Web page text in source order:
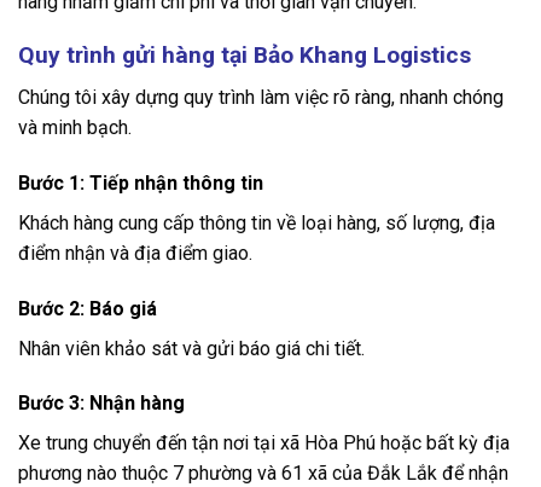
Quy trình gửi hàng tại Bảo Khang Logistics
Chúng tôi xây dựng quy trình làm việc rõ ràng, nhanh chóng
và minh bạch.
Bước 1: Tiếp nhận thông tin
Khách hàng cung cấp thông tin về loại hàng, số lượng, địa
điểm nhận và địa điểm giao.
Bước 2: Báo giá
Nhân viên khảo sát và gửi báo giá chi tiết.
Bước 3: Nhận hàng
Xe trung chuyển đến tận nơi tại xã Hòa Phú hoặc bất kỳ địa
phương nào thuộc 7 phường và 61 xã của Đắk Lắk để nhận